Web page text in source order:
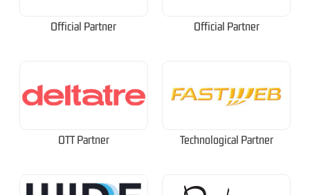
Official Partner Official Partner
OTT Partner Technological Partner